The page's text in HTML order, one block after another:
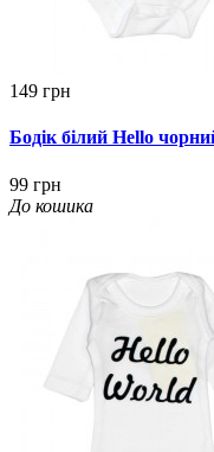
149 грн
Бодік білий Hello
99 грн
До кошика